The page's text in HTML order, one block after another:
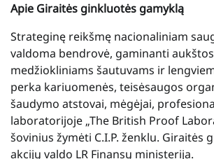
Apie Giraitės ginkluotės gamyklą
Strateginę reikšmę nacionaliniam
valdoma bendrovė, gaminanti
medžiokliniams šautuvams ir
perka kariuomenės, teisėsaugos
šaudymo atstovai, mėgėjai,
laboratorijoje „The British Proof
šovinius žymėti C.I.P. ženklu. Giraitės
akcijų valdo LR Finansų ministerija.